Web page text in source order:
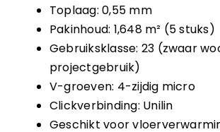
Toplaag: 0,55 mm
Pakinhoud: 1,648 m² (5 stuks)
Gebruiksklasse: 23 (zwaar
projectgebruik)
V-groeven: 4-zijdig micro
Clickverbinding: Unilin
Geschikt voor